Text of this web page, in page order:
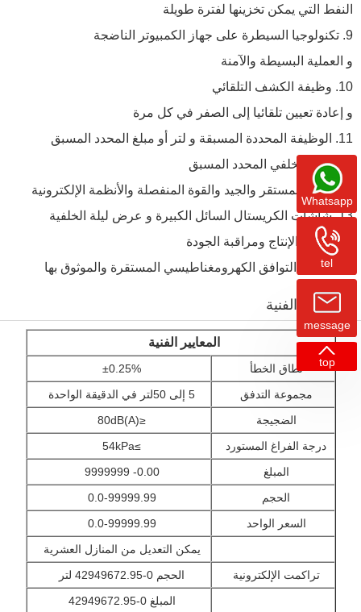
النفط التي يمكن تخزينها لفترة طويلة
9. تكنولوجيا السيطرة على جهاز الكمبيوتر الناضجة
و العملية البسيطة والآمنة
10. وظيفة الكشف التلقائي
و إعادة تعيين تلقائيا إلى الصفر في كل مرة
11. الوظيفة المحددة المسبقة و لتر أو مبلغ المحدد المسبق
و النظام الخلفي المحدد المسبق
12. الأداء المستقر والجيد والقوة المنفصلة والأنظمة الإلكترونية
13. شاشات الكريستال السائل الكبيرة و عرض ليلة الخلفية
14. عملية الإنتاج ومراقبة الجودة
الصارمة و التوافق الكهرومغناطيسي المستقرة والموثوق بها
المعايير الفنية
المعايير الفنية
نطاق الخطأ
±0.25%
مجموعة التدفق
5 إلى 50لتر في الدقيقة الواحدة
الضجيجة
≤80dB(A)
درجة الفراغ المستورد
≥54kPa
المبلغ
0.00- 9999999
الحجم
0.0-99999.99
السعر الواحد
0.0-99999.99
يمكن التعديل من المنازل العشرية
تراكمت الإلكترونية
الحجم 0-42949672.95 لتر
المبلغ 0-42949672.95
Whatsapp
tel
message
top